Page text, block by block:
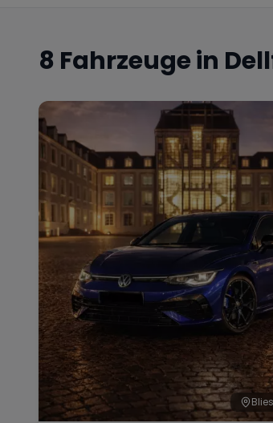
8 Fahrzeuge in